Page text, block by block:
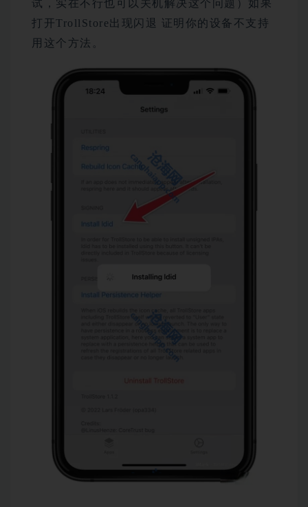
试，实在不行也可以关机解决这个问题）如果
打开TrollStore出现闪退 证明你的设备不支持
用这个方法。